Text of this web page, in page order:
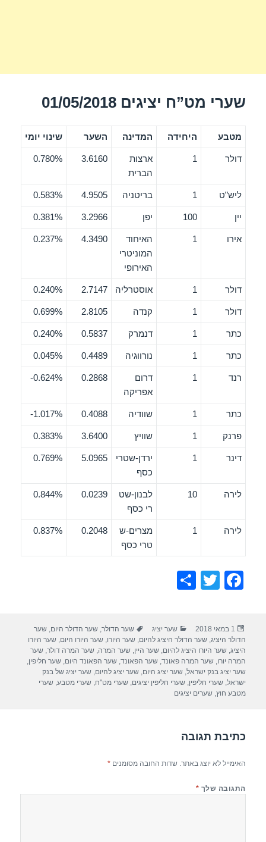
שערי מט”ח יציגים 01/05/2018
מטבע היחידה המדינה השער שינוי יומי
דולר 1
ארצות
הברית
3.6160
0.780%
ליש”ט 1 בריטניה 4.9505
0.583%
יין 100 יפן 3.2966
0.381%
אירו 1
האיחוד
המוניטרי
האירופי
4.3490
0.237%
דולר 1 אוסטרליה 2.7147
0.240%
דולר 1 קנדה 2.8105
0.699%
כתר 1 דנמרק 0.5837
0.240%
כתר 1 נורווגיה 0.4489
0.045%
רנד 1
דרום
אפריקה
0.2868
0.624%-
כתר 1 שוודיה 0.4088
1.017%-
פרנק 1 שוויץ 3.6400
0.383%
דינר 1
ירדן-שטרי
כסף
5.0965
0.769%
לירה 10
לבנון-שט
רי כסף
0.0239
0.844%
לירה 1
מצרים-ש
טרי כסף
0.2048
0.837%
F
e
b
o
o
T
er
e
פורסם
בתאריך
1 במאי 2018 קטגוריות
שער יציג תגיות
שער הדולר,שער הדולר היום,שער
הדולר היציג,שער הדולר היציג להיום,שער היורו,שער היורו היום,שער היורו
היציג,שער היורו היציג להיום,שער היין,שער המרה,שער המרה דולר,שער
המרה יורו,שער המרה פאונד,שער הפאונד,שער הפאונד היום,שער חליפין,
שער יציג בנק ישראל,שער יציג היום,שער יציג להיום,שער יציג של בנק
ישראל,שערי חליפין,שערי חליפין יציגים,שערי מט"ח,שערי מטבע,שערי
מטבע חוץ,שערים יציגים
כתיבת תגובה
האימייל לא יוצג באתר. שדות החובה מסומנים*
התגובה שלך *